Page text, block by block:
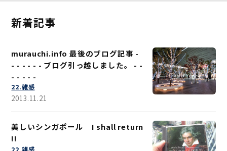
新着記事
murauchi.info 最後のブログ記事 -
- - - - - - ブログ引っ越しました。 - -
- - - - -
22.雑感
2013.11.21
美しいシンガポール I shall return
!!